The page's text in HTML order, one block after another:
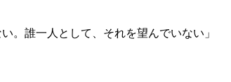
。誰一人として、それを望んでいない」